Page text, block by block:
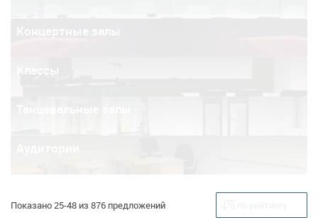
Классы
Показано 25-48 из 876 предложений